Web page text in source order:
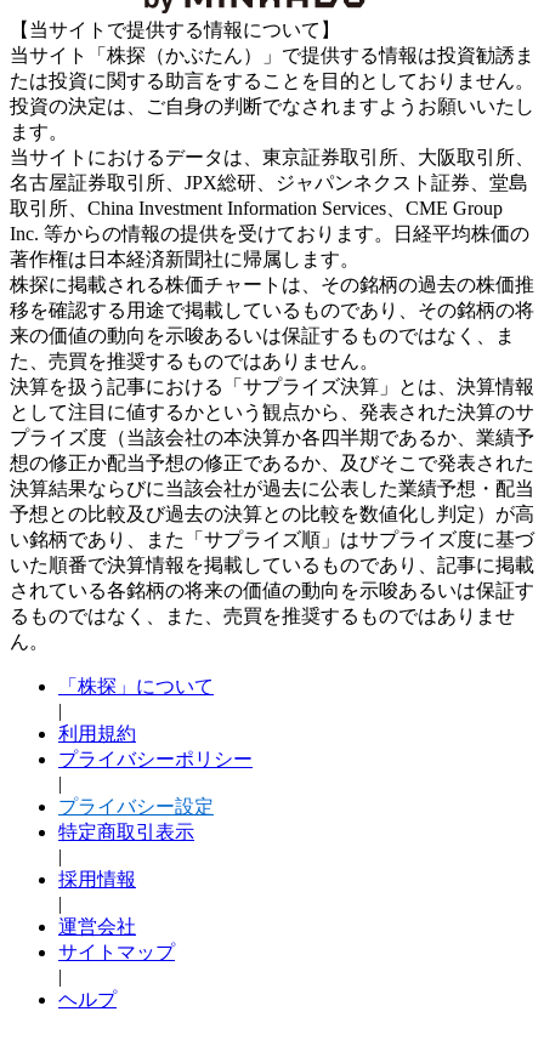
【当サイトで提供する情報について】
当サイト「株探（かぶたん）」で提供する情報は投資勧誘ま
たは投資に関する助言をすることを目的としておりません。
投資の決定は、ご自身の判断でなされますようお願いいたし
ます。
当サイトにおけるデータは、東京証券取引所、大阪取引所、
名古屋証券取引所、JPX総研、ジャパンネクスト証券、堂島
取引所、China Investment Information Services、CME Group
Inc. 等からの情報の提供を受けております。日経平均株価の
著作権は日本経済新聞社に帰属します。
株探に掲載される株価チャートは、その銘柄の過去の株価推
移を確認する用途で掲載しているものであり、その銘柄の将
来の価値の動向を示唆あるいは保証するものではなく、ま
た、売買を推奨するものではありません。
決算を扱う記事における「サプライズ決算」とは、決算情報
として注目に値するかという観点から、発表された決算のサ
プライズ度（当該会社の本決算か各四半期であるか、業績予
想の修正か配当予想の修正であるか、及びそこで発表された
決算結果ならびに当該会社が過去に公表した業績予想・配当
予想との比較及び過去の決算との比較を数値化し判定）が高
い銘柄であり、また「サプライズ順」はサプライズ度に基づ
いた順番で決算情報を掲載しているものであり、記事に掲載
されている各銘柄の将来の価値の動向を示唆あるいは保証す
るものではなく、また、売買を推奨するものではありませ
ん。
「株探」について
|
利用規約
プライバシーポリシー
|
プライバシー設定
特定商取引表示
|
採用情報
|
運営会社
サイトマップ
|
ヘルプ